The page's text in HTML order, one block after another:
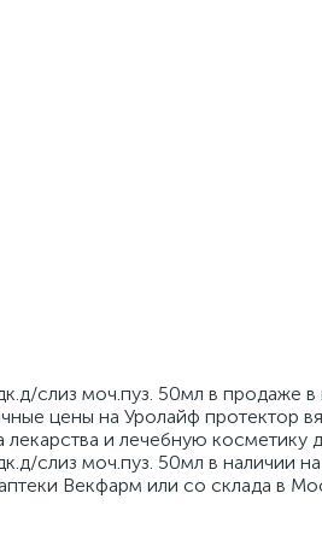
слиз моч.пуз. 50мл в продаже
цены на Уролайф протектор
и лечебную косметику
слиз моч.пуз. 50мл в наличии
Векфарм или со склада в